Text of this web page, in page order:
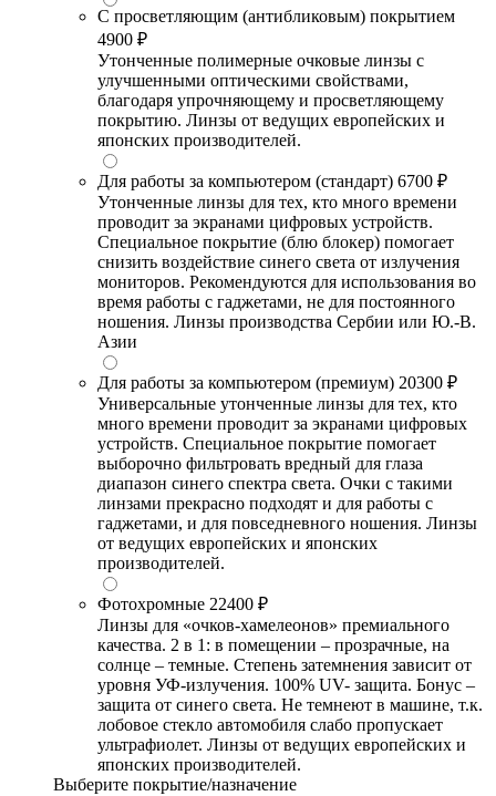
С просветляющим (антибликовым) покрытием
4900 ₽
Утонченные полимерные очковые линзы с
улучшенными оптическими свойствами,
благодаря упрочняющему и просветляющему
покрытию. Линзы от ведущих европейских и
японских производителей.
Для работы за компьютером (стандарт) 6700 ₽
Утонченные линзы для тех, кто много времени
проводит за экранами цифровых устройств.
Специальное покрытие (блю блокер) помогает
снизить воздействие синего света от излучения
мониторов. Рекомендуются для использования во
время работы с гаджетами, не для постоянного
ношения. Линзы производства Сербии или Ю.-В.
Азии
Для работы за компьютером (премиум) 20300 ₽
Универсальные утонченные линзы для тех, кто
много времени проводит за экранами цифровых
устройств. Специальное покрытие помогает
выборочно фильтровать вредный для глаза
диапазон синего спектра света. Очки с такими
линзами прекрасно подходят и для работы с
гаджетами, и для повседневного ношения. Линзы
от ведущих европейских и японских
производителей.
Фотохромные 22400 ₽
Линзы для «очков-хамелеонов» премиального
качества. 2 в 1: в помещении – прозрачные, на
солнце – темные. Степень затемнения зависит от
уровня УФ-излучения. 100% UV- защита. Бонус –
защита от синего света. Не темнеют в машине, т.к.
лобовое стекло автомобиля слабо пропускает
ультрафиолет. Линзы от ведущих европейских и
японских производителей.
Выберите покрытие/назначение